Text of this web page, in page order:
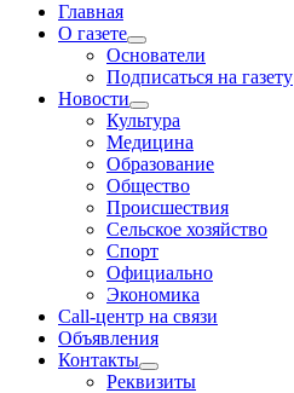
Главная
О газете
Основатели
Подписаться на газету
Новости
Культура
Медицина
Образование
Общество
Происшествия
Сельское хозяйство
Спорт
Официально
Экономика
Call-центр на связи
Объявления
Контакты
Реквизиты